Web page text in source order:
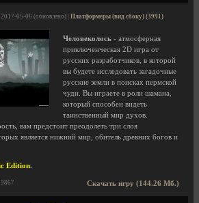
| 2017-05-06 (обновлено) | Платформеры (вид сбоку) (3991)
Человеколось - атмосферная
приключенческая 2D игра от
русских разработчиков, в которой
вы будете исследовать загадочные
русские земли в поисках пермской
чуди. Вы играете в роли шамана,
который способен видеть
таинственный мир духов.
вам предстоит преодолеть три слоя
является нижний мир, обитель древних богов и
Edition.
Скачать игру (144.26 Мб.)